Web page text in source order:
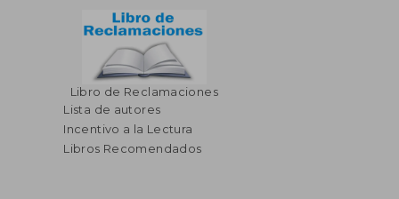
Libro de Reclamaciones
Lista de autores
Incentivo a la Lectura
Libros Recomendados